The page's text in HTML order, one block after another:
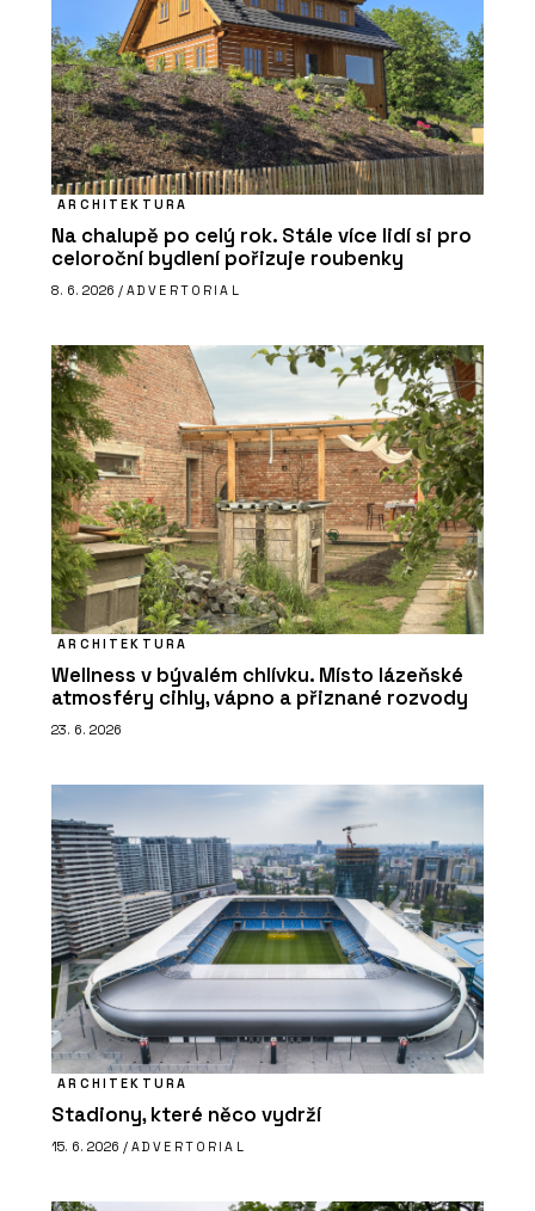
ARCHITEKTURA
Na chalupě po celý rok. Stále více lidí si pro
celoroční bydlení pořizuje roubenky
8. 6. 2026 / ADVERTORIAL
ARCHITEKTURA
Wellness v bývalém chlívku. Místo lázeňské
atmosféry cihly, vápno a přiznané rozvody
23. 6. 2026
ARCHITEKTURA
Stadiony, které něco vydrží
15. 6. 2026 / ADVERTORIAL